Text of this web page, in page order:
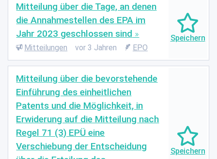
Mitteilung über die Tage, an denen
die Annahmestellen des EPA im
Jahr 2023 geschlossen sind
Mitteilungen vor 3 Jahren EPO
Mitteilung über die bevorstehende
Einführung des einheitlichen
Patents und die Möglichkeit, in
Erwiderung auf die Mitteilung nach
Regel 71 (3) EPÜ eine
Verschiebung der Entscheidung